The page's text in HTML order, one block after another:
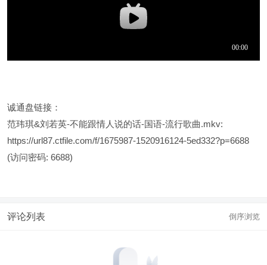
诚通盘链接：
范玮琪&刘若英-不能跟情人说的话-国语-流行歌曲.mkv:
https://url87.ctfile.com/f/1675987-1520916124-5ed332?p=6688
(访问密码: 6688)
评论列表 倒序浏览